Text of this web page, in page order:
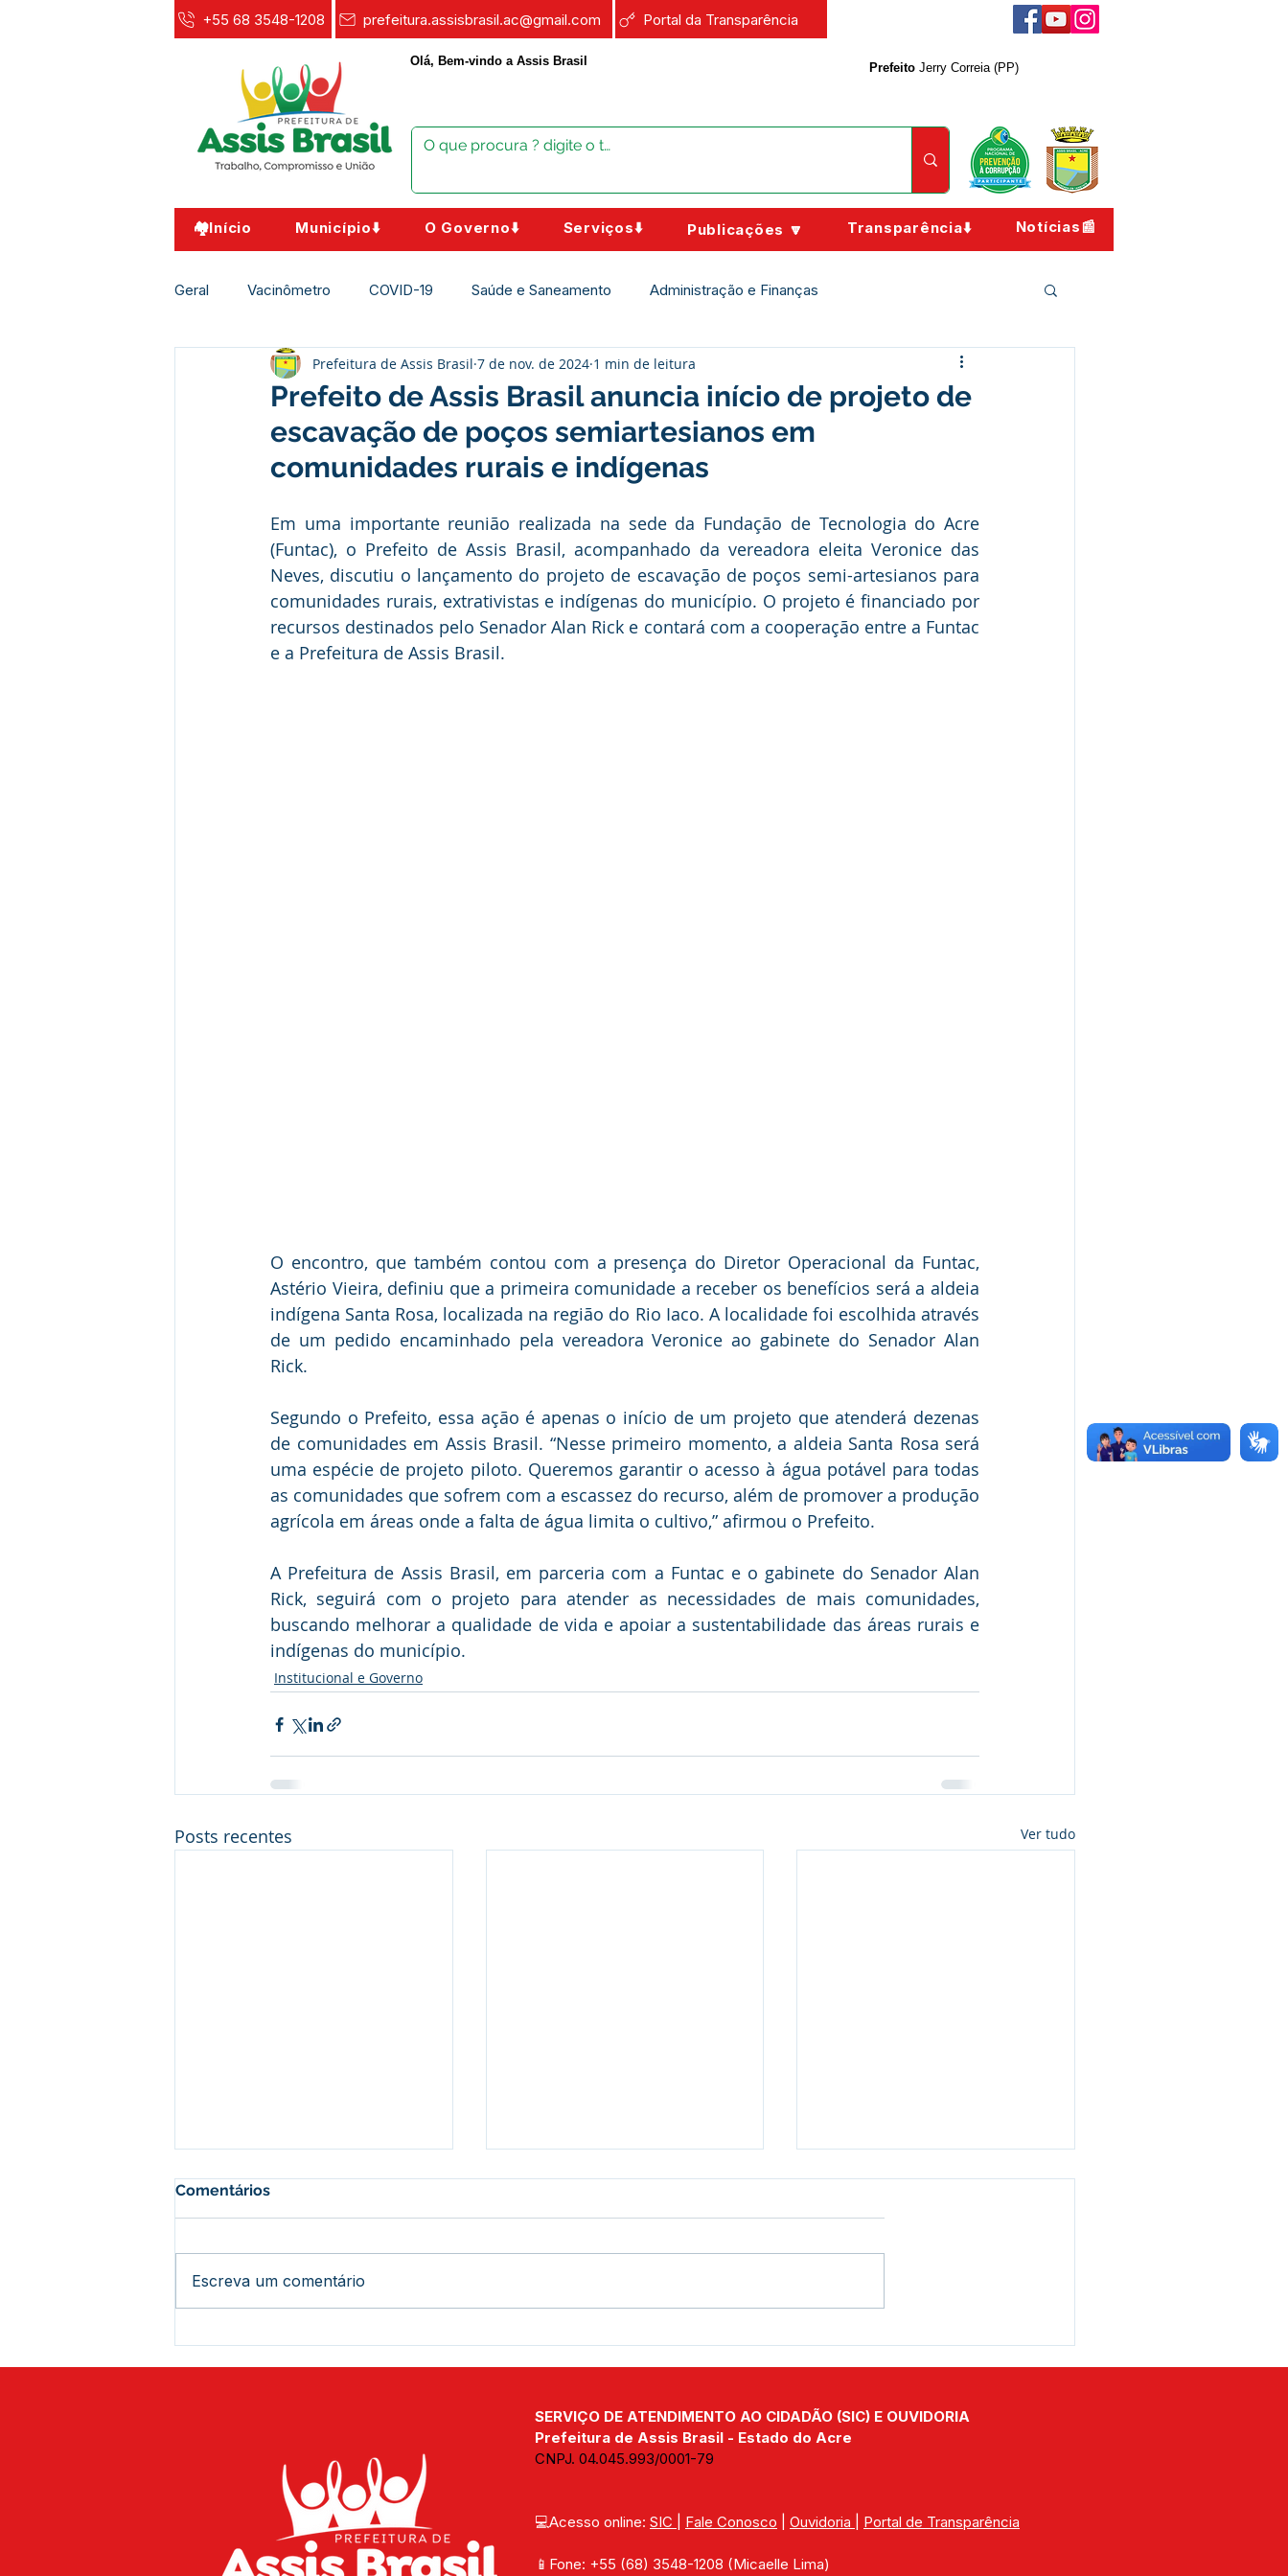
+55 68 3548-1208 prefeitura.assisbrasil.ac@gmail.com Portal da Transparência
Olá, Bem-vindo a Assis Brasil Prefeito Jerry Correia (PP)
🏘️Início Município⬇️ O Governo⬇️ Serviços⬇️ Publicações 🔽 Transparência⬇️ Notícias📰
Geral Vacinômetro COVID-19 Saúde e Saneamento Administração e Finanças
Agricultura e Meio Ambiente Assistência Social Campanhas
Desporto Cultura e Lazer Educação Infraestrutura e Obras Institucional e Governo
Patrimônio Municipal Segurança Publica Dengue No Gabinete Convênios e Parcerias
Comunicados e Avisos Comunidade Convite Emenda Parlamentar Licitações Defesa Civil
Prefeito de Assis Brasil anuncia início de projeto de
escavação de poços semiartesianos em
comunidades rurais e indígenas
Prefeitura de Assis Brasil 7 de nov. de 2024 1 min de leitura
Em uma importante reunião realizada na sede da Fundação de Tecnologia do Acre
(Funtac), o Prefeito de Assis Brasil, acompanhado da vereadora eleita Veronice das
Neves, discutiu o lançamento do projeto de escavação de poços semi-artesianos para
comunidades rurais, extrativistas e indígenas do município. O projeto é financiado por
recursos destinados pelo Senador Alan Rick e contará com a cooperação entre a Funtac
e a Prefeitura de Assis Brasil.
O encontro, que também contou com a presença do Diretor Operacional da Funtac,
Astério Vieira, definiu que a primeira comunidade a receber os benefícios será a aldeia
indígena Santa Rosa, localizada na região do Rio Iaco. A localidade foi escolhida através
de um pedido encaminhado pela vereadora Veronice ao gabinete do Senador Alan
Rick.
Segundo o Prefeito, essa ação é apenas o início de um projeto que atenderá dezenas
de comunidades em Assis Brasil. “Nesse primeiro momento, a aldeia Santa Rosa será
uma espécie de projeto piloto. Queremos garantir o acesso à água potável para todas
as comunidades que sofrem com a escassez do recurso, além de promover a produção
agrícola em áreas onde a falta de água limita o cultivo,” afirmou o Prefeito.
A Prefeitura de Assis Brasil, em parceria com a Funtac e o gabinete do Senador Alan
Rick, seguirá com o projeto para atender as necessidades de mais comunidades,
buscando melhorar a qualidade de vida e apoiar a sustentabilidade das áreas rurais e
indígenas do município.
Institucional e Governo
Posts recentes Ver tudo
KM 02 E AVANÇA NA
REGULARIZAÇÃO
FUNDIÁRIA
Comentários
Escreva um comentário
SERVIÇO DE ATENDIMENTO AO CIDADÃO (SIC) E OUVIDORIA
Prefeitura de Assis Brasil - Estado do Acre
CNPJ. 04.045.993/0001-79
💻Acesso online: SIC Fale Conosco Ouvidoria Portal de Transparência
📱Fone: +55 (68) 3548-1208 (Micaelle Lima)